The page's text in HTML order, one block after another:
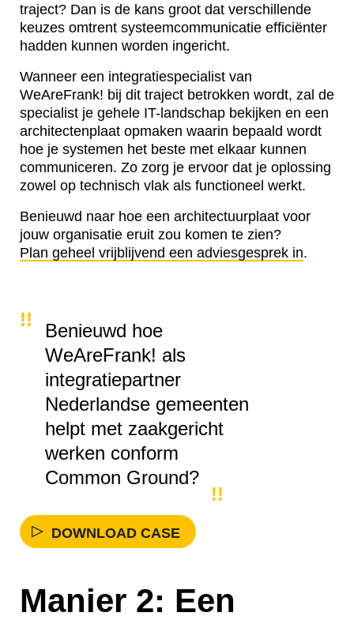
traject? Dan is de kans groot dat verschillende
keuzes omtrent systeemcommunicatie efficiënter
hadden kunnen worden ingericht.
Wanneer een integratiespecialist van
WeAreFrank! bij dit traject betrokken wordt, zal de
specialist je gehele IT-landschap bekijken en een
architectenplaat opmaken waarin bepaald wordt
hoe je systemen het beste met elkaar kunnen
communiceren. Zo zorg je ervoor dat je oplossing
zowel op technisch vlak als functioneel werkt.
Benieuwd naar hoe een architectuurplaat voor
jouw organisatie eruit zou komen te zien?
Plan geheel vrijblijvend een adviesgesprek in.
Benieuwd hoe
WeAreFrank! als
integratiepartner
Nederlandse gemeenten
helpt met zaakgericht
werken conform
Common Ground?
DOWNLOAD CASE
Manier 2: Een